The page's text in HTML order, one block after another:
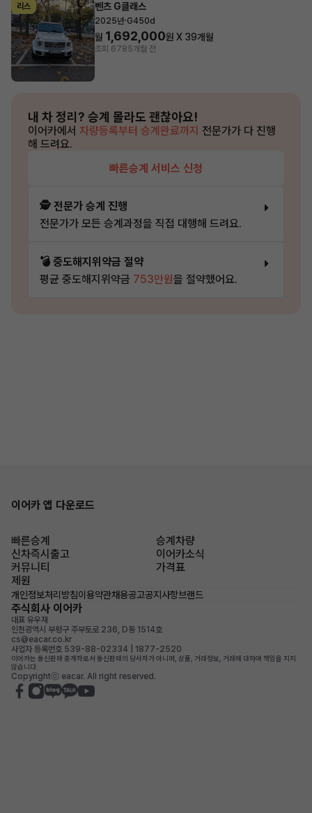
리스 벤츠 G클래스
2025년·G450d
월 1,692,000원 X 39개월
조회 6785개월 전
내 차 정리? 승계 몰라도 괜찮아요!
이어카에서 차량등록부터 승계완료까지 전문가가 다 진행
해 드려요.
빠른승계 서비스 신청
🕵️ 전문가 승계 진행
전문가가 모든 승계과정을 직접 대행해 드려요.
💣 중도해지위약금 절약
평균 중도해지위약금 753만원을 절약했어요.
이어카 앱 다운로드
빠른승계
승계차량
신차즉시출고
이어카소식
커뮤니티
가격표
제원
개인정보처리방침이용약관채용공고공지사항브랜드
주식회사 이어카
대표 유우재
인천광역시 부평구 주부토로 236, D동 1514호
cs@eacar.co.kr
사업자 등록번호 539-88-02334 | 1877-2520
이어카는 통신판매 중개자로서 통신판매의 당사자가 아니며, 상품, 거래정보, 거래에 대하여 책임을 지지
않습니다.
Copyrightⓒ eacar. All right reserved.